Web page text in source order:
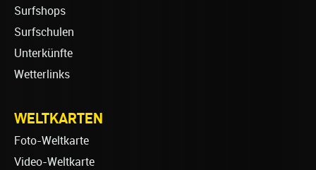
Surfshops
Surfschulen
Unterkünfte
Wetterlinks
WELTKARTEN
Foto-Weltkarte
Video-Weltkarte